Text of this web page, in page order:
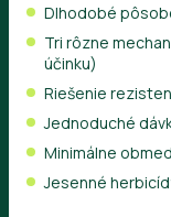
Dlhodobé
Tri rôzne
účinku)
Riešenie
Jednoduché
Minimálne
Jesenné